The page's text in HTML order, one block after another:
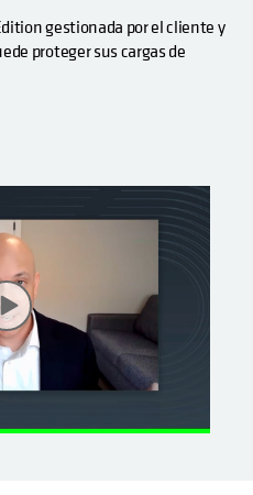
gestionada por el cliente y
proteger sus cargas de